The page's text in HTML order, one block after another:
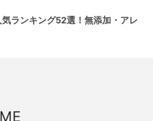
気ランキング52選！無添加・アレ